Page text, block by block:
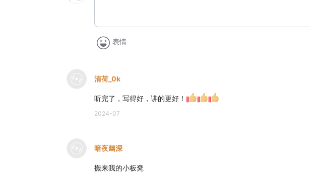
表情
清荷_0k
听完了，写得好，讲的更好！
2024-07
暗夜幽深
搬来我的小板凳